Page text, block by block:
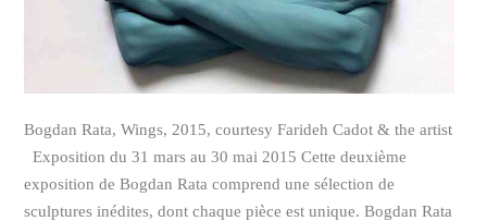
Bogdan Rata, Wings, 2015, courtesy Farideh Cadot & the artist
Exposition du 31 mars au 30 mai 2015 Cette deuxième
exposition de Bogdan Rata comprend une sélection de
sculptures inédites, dont chaque pièce est unique. Bogdan Rata